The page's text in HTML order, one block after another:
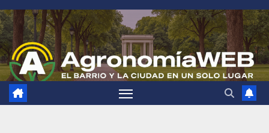
Saltar
al
contenido